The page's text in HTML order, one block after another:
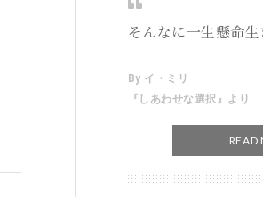
そんなに一生懸命
By イ・ミリ
『しあわせな選択』より
READ